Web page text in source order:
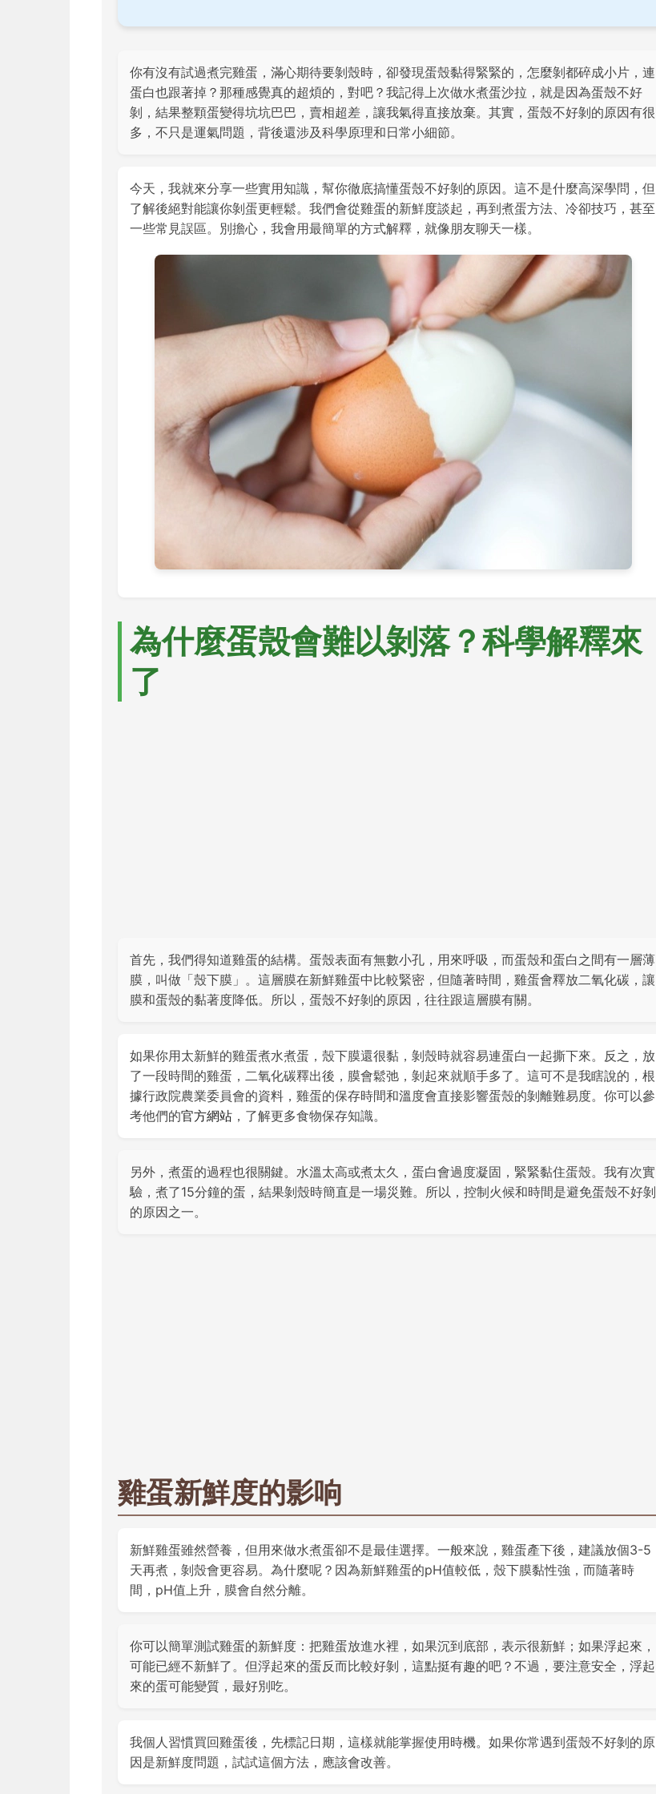
你有沒有試過煮完雞蛋，滿心期待要剝殼時，卻發現蛋殼黏得緊緊的，怎麼剝都碎成小片，連
蛋白也跟著掉？那種感覺真的超煩的，對吧？我記得上次做水煮蛋沙拉，就是因為蛋殼不好
剝，結果整顆蛋變得坑坑巴巴，賣相超差，讓我氣得直接放棄。其實，蛋殼不好剝的原因有很
多，不只是運氣問題，背後還涉及科學原理和日常小細節。
今天，我就來分享一些實用知識，幫你徹底搞懂蛋殼不好剝的原因。這不是什麼高深學問，但
了解後絕對能讓你剝蛋更輕鬆。我們會從雞蛋的新鮮度談起，再到煮蛋方法、冷卻技巧，甚至
一些常見誤區。別擔心，我會用最簡單的方式解釋，就像朋友聊天一樣。
為什麼蛋殼會難以剝落？科學解釋來
了
首先，我們得知道雞蛋的結構。蛋殼表面有無數小孔，用來呼吸，而蛋殼和蛋白之間有一層薄
膜，叫做「殼下膜」。這層膜在新鮮雞蛋中比較緊密，但隨著時間，雞蛋會釋放二氧化碳，讓
膜和蛋殼的黏著度降低。所以，蛋殼不好剝的原因，往往跟這層膜有關。
如果你用太新鮮的雞蛋煮水煮蛋，殼下膜還很黏，剝殼時就容易連蛋白一起撕下來。反之，放
了一段時間的雞蛋，二氧化碳釋出後，膜會鬆弛，剝起來就順手多了。這可不是我瞎說的，根
據行政院農業委員會的資料，雞蛋的保存時間和溫度會直接影響蛋殼的剝離難易度。你可以參
考他們的官方網站 ，了解更多食物保存知識。
另外，煮蛋的過程也很關鍵。水溫太高或煮太久，蛋白會過度凝固，緊緊黏住蛋殼。我有次實
驗，煮了15分鐘的蛋，結果剝殼時簡直是一場災難。所以，控制火候和時間是避免蛋殼不好剝
的原因之一。
雞蛋新鮮度的影响
新鮮雞蛋雖然營養，但用來做水煮蛋卻不是最佳選擇。一般來說，雞蛋產下後，建議放個3-5
天再煮，剝殼會更容易。為什麼呢？因為新鮮雞蛋的pH值較低，殼下膜黏性強，而隨著時
間，pH值上升，膜會自然分離。
你可以簡單測試雞蛋的新鮮度：把雞蛋放進水裡，如果沉到底部，表示很新鮮；如果浮起來，
可能已經不新鮮了。但浮起來的蛋反而比較好剝，這點挺有趣的吧？不過，要注意安全，浮起
來的蛋可能變質，最好別吃。
我個人習慣買回雞蛋後，先標記日期，這樣就能掌握使用時機。如果你常遇到蛋殼不好剝的原
因是新鮮度問題，試試這個方法，應該會改善。